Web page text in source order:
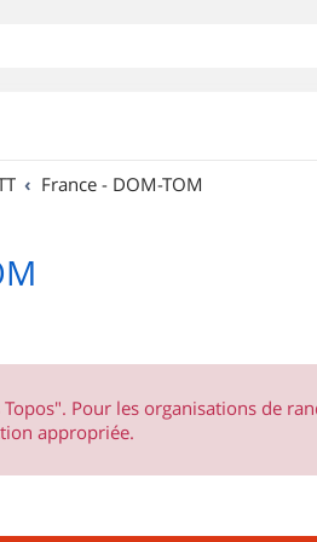
France - DOM-TOM
Pour les organisations de
appropriée.